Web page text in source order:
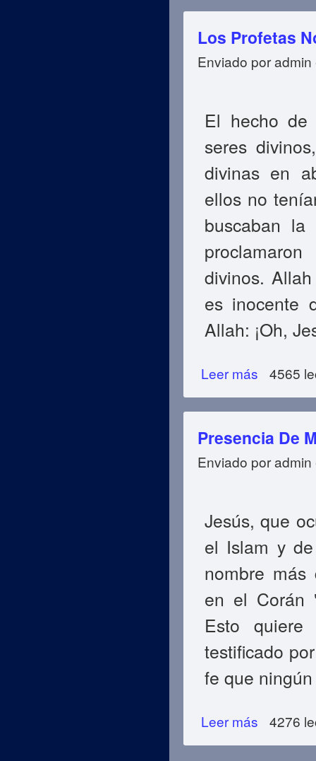
Los Profetas
Enviado poradmin
El hecho de
seres
divinas en
ellos no
buscaban
divinos.
es inocente
Allah: ¡Oh,
Leer más sobre Los
4565
Presencia De
Enviado poradmin
Jesús, que
el Islam y
nombre más
en el Corán
Esto
testificado
fe que
Leer más sobre
4276